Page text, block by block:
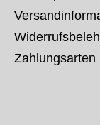
Zahlungsarten